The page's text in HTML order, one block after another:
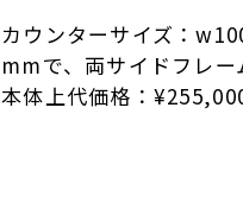
カウンターサイズ：
mmで、両サイドフレ
本体上代価格：